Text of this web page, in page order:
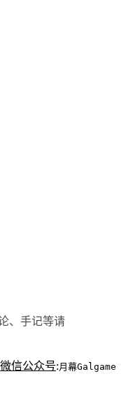
、手记等请
微信公众号:月幕Galgame